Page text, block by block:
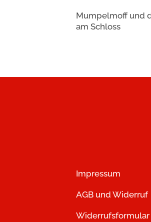
Mumpelmoff und
am Schloss
Impressum
AGB und Widerruf
Widerrufsformular